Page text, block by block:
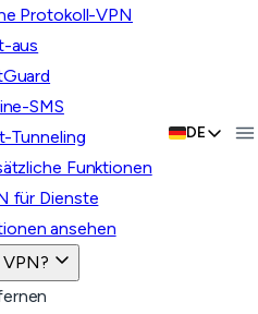
Protokoll-VPN
aus
SMS
Tunneling
Funktionen
für Dienste
ansehen
DE